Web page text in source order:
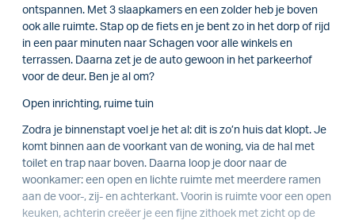
ontspannen. Met 3 slaapkamers en een zolder heb je boven
ook alle ruimte. Stap op de fiets en je bent zo in het dorp of rijd
in een paar minuten naar Schagen voor alle winkels en
terrassen. Daarna zet je de auto gewoon in het parkeerhof
voor de deur. Ben je al om?
Open inrichting, ruime tuin
Zodra je binnenstapt voel je het al: dit is zo’n huis dat klopt. Je
komt binnen aan de voorkant van de woning, via de hal met
toilet en trap naar boven. Daarna loop je door naar de
woonkamer: een open en lichte ruimte met meerdere ramen
aan de voor-, zij- en achterkant. Voorin is ruimte voor een open
keuken, achterin creëer je een fijne zithoek met zicht op de